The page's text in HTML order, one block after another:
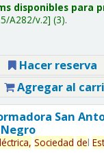
disponibles para
A282/v.2 (3).
Hacer reserva
Agregar al
San
Sociedad del